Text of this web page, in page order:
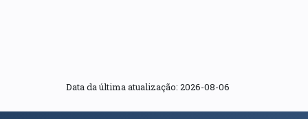
Data da última atualização: 2026-08-06